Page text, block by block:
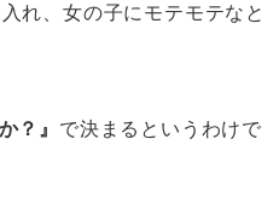
れ、女の子にモテモテなと
？』 で決まるというわけで